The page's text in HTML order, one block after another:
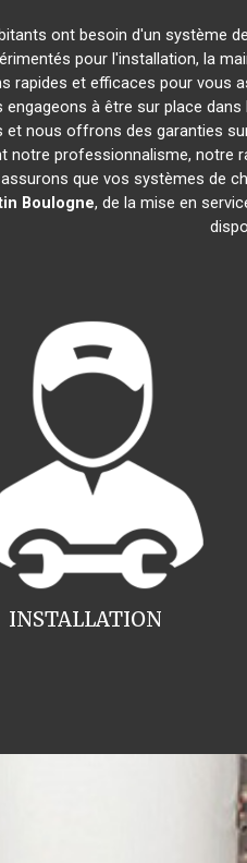
ont besoin d'un système
pour l'installation, la
rapides et efficaces pour
à être sur place
nous offrons des garanties
professionnalisme, notre
que vos systèmes de
Boulogne, de la mise en
INSTALLATION